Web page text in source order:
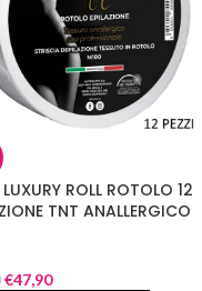
ROLL ROTOLO 12
TNT ANALLERGICO
€47,90